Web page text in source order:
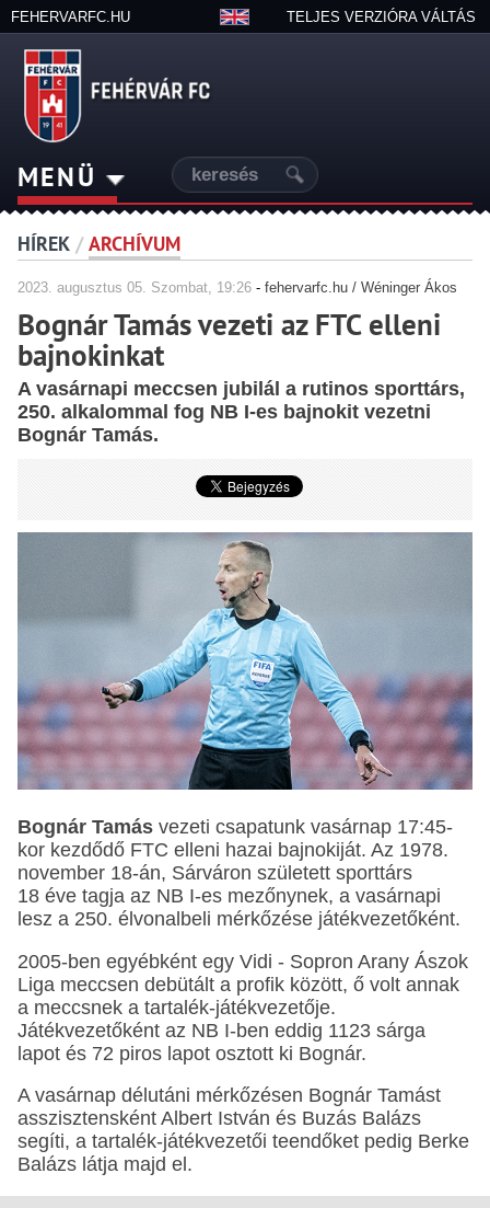
FEHERVARFC.HU TELJES VERZIÓRA VÁLTÁS
MENÜ
HÍREK / ARCHÍVUM
2023. augusztus 05. Szombat, 19:26- fehervarfc.hu / Wéninger Ákos
Bognár Tamás vezeti az FTC elleni
bajnokinkat
A vasárnapi meccsen jubilál a rutinos sporttárs,
250. alkalommal fog NB I-es bajnokit vezetni
Bognár Tamás.
Bognár Tamásvezeti csapatunk vasárnap 17:45-
kor kezdődő FTC elleni hazai bajnokiját. Az 1978.
november 18-án, Sárváron született sporttárs
18 éve tagja az NB I-es mezőnynek, a vasárnapi
lesz a 250. élvonalbeli mérkőzése játékvezetőként.
2005-ben egyébként egy Vidi - Sopron Arany Ászok
Liga meccsen debütált a profik között, ő volt annak
a meccsnek a tartalék-játékvezetője.
Játékvezetőként az NB I-ben eddig 1123 sárga
lapot és 72 piros lapot osztott ki Bognár.
A vasárnap délutáni mérkőzésen Bognár Tamást
asszisztensként Albert István és Buzás Balázs
segíti, a tartalék-játékvezetői teendőket pedig Berke
Balázs látja majd el.